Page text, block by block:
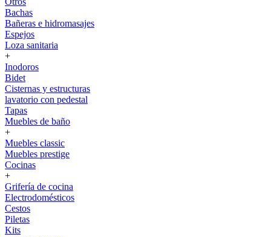
Bachas
Bañeras e hidromasajes
Espejos
Loza sanitaria
+
Inodoros
Bidet
Cisternas y estructuras
lavatorio con pedestal
Tapas
Muebles de baño
+
Muebles classic
Muebles prestige
Cocinas
+
Grifería de cocina
Electrodomésticos
Cestos
Piletas
Kits